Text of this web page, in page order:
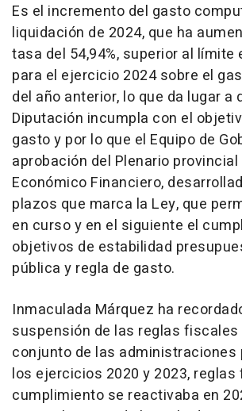
Es el incremento del gasto
liquidación de 2024, que ha
tasa del 54,94%, superior al
para el ejercicio 2024 sobre el
del año anterior, lo que da lugar a
Diputación incumpla con el
gasto y por lo que el Equipo de
aprobación del Plenario provincial
Económico Financiero,
plazos que marca la Ley, que
en curso y en el siguiente el
objetivos de estabilidad
pública y regla de gasto.
Inmaculada Márquez ha
suspensión de las reglas fiscales
conjunto de las administraciones
los ejercicios 2020 y 2023,
cumplimiento se reactivaba en